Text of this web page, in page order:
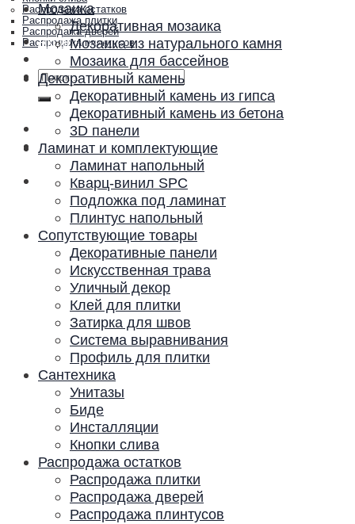
Распродажа остатков
Распродажа плитки
Распродажа дверей
Распродажа плинтусов
Акции и скидки
Контакты
Искать:
Мозаика
Декоративная мозаика
Мозаика из натурального камня
Мозаика для бассейнов
Декоративный камень
Декоративный камень из гипса
Декоративный камень из бетона
3D панели
Ламинат и комплектующие
Ламинат напольный
Кварц-винил SPC
Подложка под ламинат
Плинтус напольный
Сопутствующие товары
Декоративные панели
Искусственная трава
Уличный декор
Клей для плитки
Затирка для швов
Система выравнивания
Профиль для плитки
Сантехника
Унитазы
Биде
Инсталляции
Кнопки слива
Распродажа остатков
Распродажа плитки
Распродажа дверей
Распродажа плинтусов